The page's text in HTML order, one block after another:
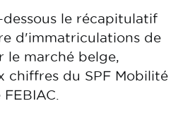
le récapitulatif
d'immatriculations de
le marché belge,
chiffres du SPF Mobilité